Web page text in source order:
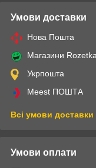
Умови доставки
Нова Пошта
Магазини Rozetka
Укрпошта
Meest ПОШТА
Всі умови доставки
Умови оплати